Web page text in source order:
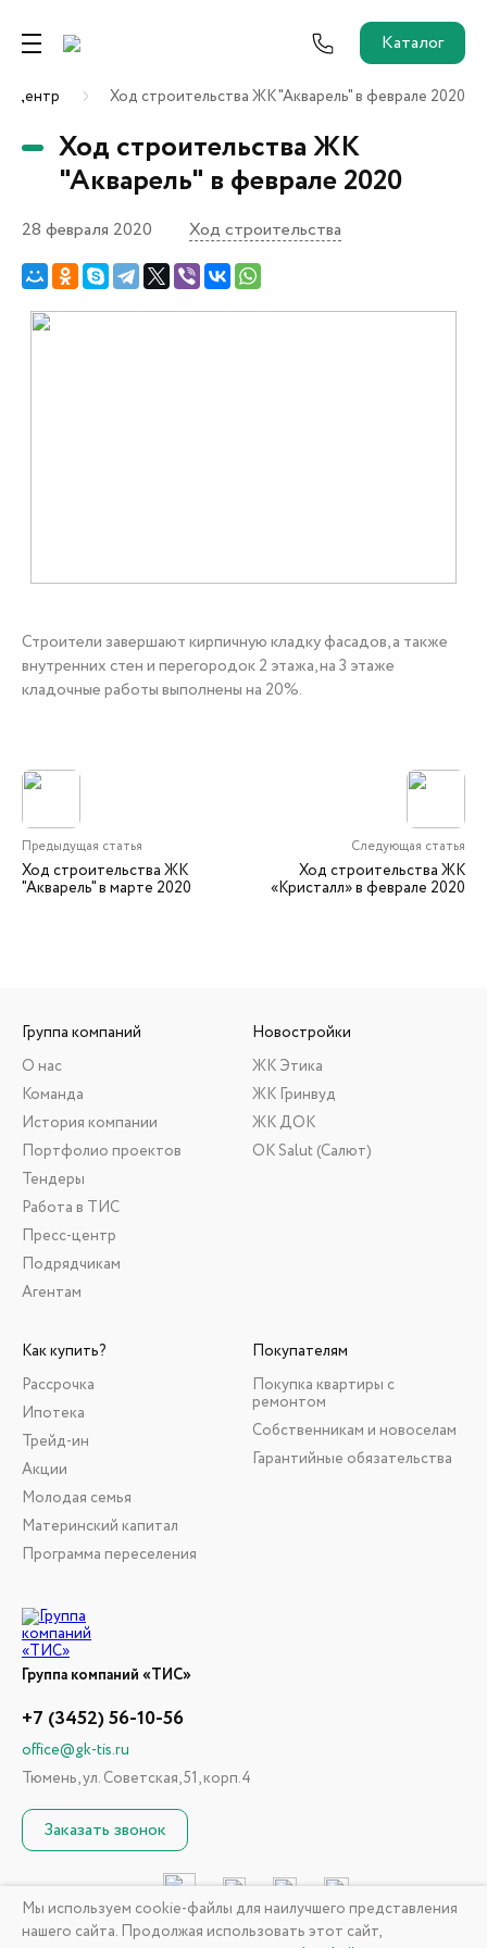
Каталог
Собственникам и новоселам
Агентам
Ремонт от застройщика
Трейд-Ин
Заказать звонок
центр Ход строительства ЖК "Акварель" в феврале 2020
Ход строительства ЖК
"Акварель" в феврале 2020
28 февраля 2020 Ход строительства
Строители завершают кирпичную кладку фасадов, а также
внутренних стен и перегородок 2 этажа, на 3 этаже
кладочные работы выполнены на 20%.
Предыдущая статья
Ход строительства ЖК
"Акварель" в марте 2020
Следующая статья
Ход строительства ЖК
«Кристалл» в феврале 2020
Группа компаний «ТИС»
+7 (3452) 56-10-56
office@gk-tis.ru
Тюмень, ул. Советская, 51, корп.4
Заказать звонок
Группа компаний
О нас
Команда
История компании
Портфолио проектов
Тендеры
Работа в ТИС
Пресс-центр
Подрядчикам
Агентам
Новостройки
ЖК Этика
ЖК Гринвуд
ЖК ДОК
ОК Salut (Салют)
Как купить?
Рассрочка
Ипотека
Трейд-ин
Акции
Молодая семья
Материнский капитал
Программа переселения
Покупателям
Покупка квартиры с
ремонтом
Собственникам и новоселам
Гарантийные обязательства
© 2026 ГК «ТИС». Информация, размещенная на сайте, не
Мы используем cookie-файлы для наилучшего представления
нашего сайта. Продолжая использовать этот сайт,